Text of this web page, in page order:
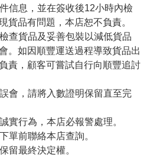
息，並在簽收後12小時內檢
貨品有問題，本店恕不負責。
貨品及妥善包裝以減低貨品
。如因順豐運送過程導致貨品出
責，顧客可嘗試自行向順豐追討
，請將入數證明保留直至完
行為，本店必報警處理。
前聯絡本店查詢。
最終決定權。